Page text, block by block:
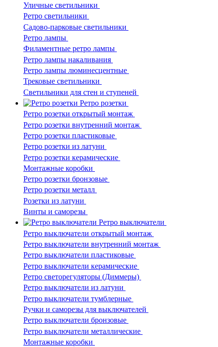
Уличные светильники
Ретро светильники
Садово-парковые светильники
Ретро лампы
Филаментные ретро лампы
Ретро лампы накаливания
Ретро лампы люминесцентные
Трековые светильники
Светильники для стен и ступеней
Ретро розетки
Ретро розетки открытый монтаж
Ретро розетки внутренний монтаж
Ретро розетки пластиковые
Ретро розетки из латуни
Ретро розетки керамические
Монтажные коробки
Ретро розетки бронзовые
Ретро розетки металл
Розетки из латуни
Винты и саморезы
Ретро выключатели
Ретро выключатели открытый монтаж
Ретро выключатели внутренний монтаж
Ретро выключатели пластиковые
Ретро выключатели керамические
Ретро светорегуляторы (Диммеры)
Ретро выключатели из латуни
Ретро выключатели тумблерные
Ручки и саморезы для выключателей
Ретро выключатели бронзовые
Ретро выключатели металлические
Монтажные коробки